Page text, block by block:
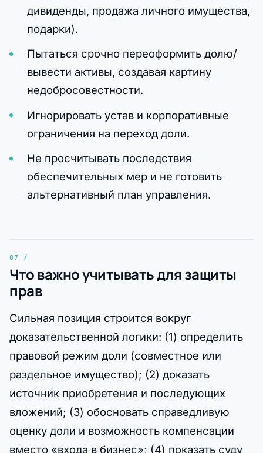
дивиденды, продажа личного имущества,
подарки).
Пытаться срочно переоформить долю/
вывести активы, создавая картину
недобросовестности.
Игнорировать устав и корпоративные
ограничения на переход доли.
Не просчитывать последствия
обеспечительных мер и не готовить
альтернативный план управления.
Что важно учитывать для защиты
прав
Сильная позиция строится вокруг
доказательственной логики: (1) определить
правовой режим доли (совместное или
раздельное имущество); (2) доказать
источник приобретения и последующих
вложений; (3) обосновать справедливую
оценку доли и возможность компенсации
вместо «входа в бизнес»; (4) показать суду